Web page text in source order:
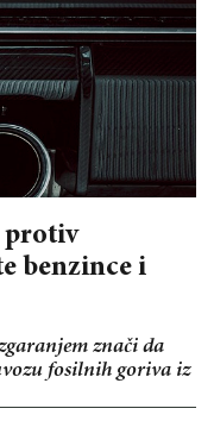
protiv
benzince i
znači da
fosilnih goriva iz